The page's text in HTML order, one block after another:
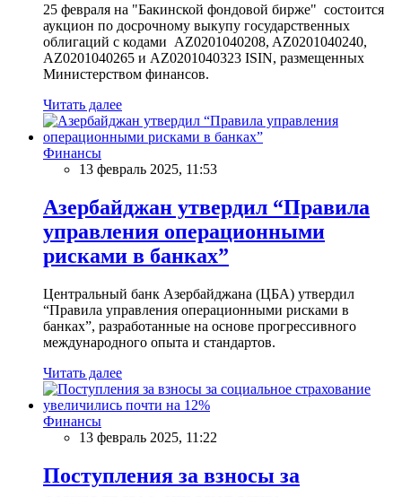
25 февраля на "Бакинской фондовой бирже" состоится
аукцион по досрочному выкупу государственных
облигаций с кодами AZ0201040208, AZ0201040240,
AZ0201040265 и AZ0201040323 ISIN, размещенных
Министерством финансов.
Читать далее
Финансы
13 февраль 2025, 11:53
Азербайджан утвердил “Правила
управления операционными
рисками в банках”
Центральный банк Азербайджана (ЦБА) утвердил
“Правила управления операционными рисками в
банках”, разработанные на основе прогрессивного
международного опыта и стандартов.
Читать далее
Финансы
13 февраль 2025, 11:22
Поступления за взносы за